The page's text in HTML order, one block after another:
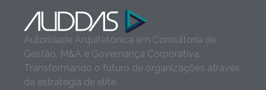
Autoridade Arquitetônica em Consultoria de
Gestão, M&A e Governança Corporativa.
Transformando o futuro de organizações através
da estratégia de elite.